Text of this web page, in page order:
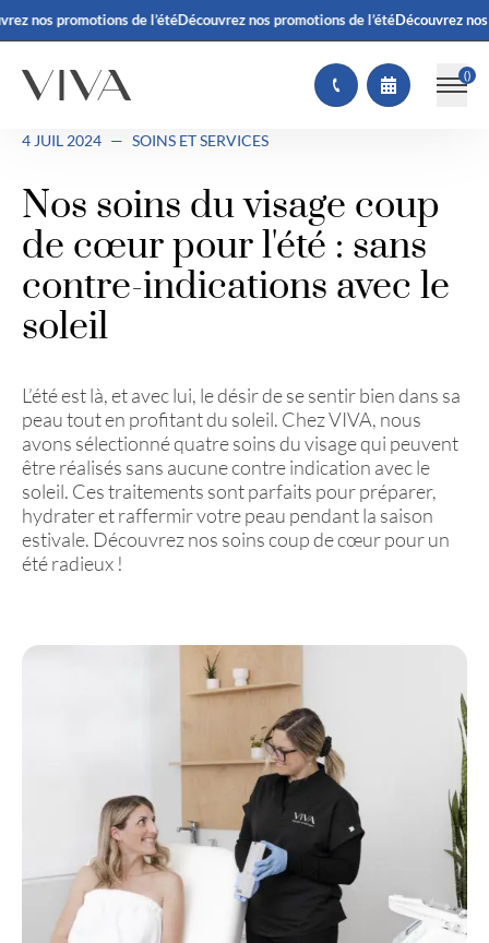
nos promotions de l’étéDécouvrez nos promotions de l’étéDécouvrez nos
()
4 JUIL 2024 — SOINS ET SERVICES
Nos soins du visage coup
de cœur pour l'été : sans
contre-indications avec le
soleil
L’été est là, et avec lui, le désir de se sentir bien dans sa
peau tout en profitant du soleil. Chez VIVA, nous
avons sélectionné quatre soins du visage qui peuvent
être réalisés sans aucune contre indication avec le
soleil. Ces traitements sont parfaits pour préparer,
hydrater et raffermir votre peau pendant la saison
estivale. Découvrez nos soins coup de cœur pour un
été radieux !